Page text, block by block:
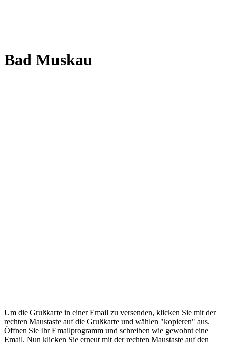
Bad Muskau
Um die Grußkarte in einer Email zu versenden, klicken Sie mit der
rechten Maustaste auf die Grußkarte und wählen "kopieren" aus.
Öffnen Sie Ihr Emailprogramm und schreiben wie gewohnt eine
Email. Nun klicken Sie erneut mit der rechten Maustaste auf den